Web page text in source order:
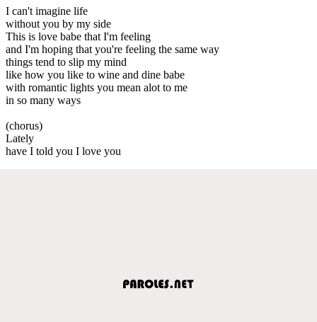
I can't imagine life
without you by my side
This is love babe that I'm feeling
and I'm hoping that you're feeling the same way
things tend to slip my mind
like how you like to wine and dine babe
with romantic lights you mean alot to me
in so many ways
(chorus)
Lately
have I told you I love you